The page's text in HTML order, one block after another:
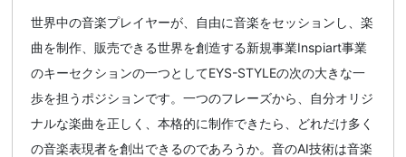
世界中の音楽プレイヤーが、自由に音楽をセッションし、楽
曲を制作、販売できる世界を創造する新規事業Inspiart事業
のキーセクションの一つとしてEYS-STYLEの次の大きな一
歩を担うポジションです。一つのフレーズから、自分オリジ
ナルな楽曲を正しく、本格的に制作できたら、どれだけ多く
の音楽表現者を創出できるのであろうか。音のAI技術は音楽